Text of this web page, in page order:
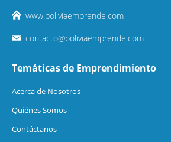
www.boliviaemprende.com
contacto@boliviaemprende.com
Temáticas de Emprendimiento
Acerca de Nosotros
Quiénes Somos
Contáctanos